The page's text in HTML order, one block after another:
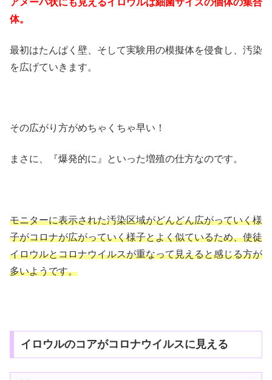
アメーバ状にも見えるイロウルは細菌サイズの個体の集合
体。
最初はたんぱく壁、そして実験用の模擬体を侵食し、汚染
を広げていきます。
その広がり方がめちゃくちゃ早い！
まさに、『爆発的に』といった増殖の仕方なのです。
モニターに表示された汚染区域がどんどん広がっていく様
子がコロナが広がっていく様子とよく似ているため、使徒
イロウルとコロナウイルスが重なって見えると感じる方が
多いようです。
イロウルのコアがコロナウイルスに見える